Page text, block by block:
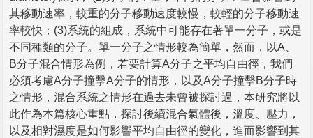
其移動速率，較重的分子移動速度較慢，較輕的分子移動速
率較快；(3)系統的組成，系統中可能存在著單一分子，或是
不同種類的分子。單一分子之情形較為簡單，然而，以A、
B分子混合情形為例，若要計算A分子之平均自由徑，我們
必須考慮A分子撞擊A分子的情形，以及A分子撞擊B分子時
之情形，混合系統之情形在過去未曾被探討過，本研究將以
此作為本篇核心重點，探討後續混合氣體後，溫度、壓力，
以及相對濕度是如何影響平均自由徑的變化，進而影響到其